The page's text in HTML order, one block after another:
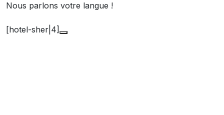
Nous parlons votre langue !
[hotel-sher|4]